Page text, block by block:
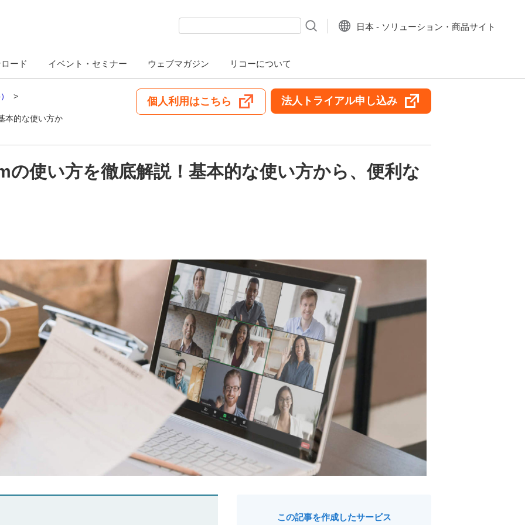
ード イベント・セミナー ウェブマガジン リコーについて
検索キーワード入力
日本 - ソリューション・商品サイト
本的な使い方か
個人利用はこちら 法人トライアル申し込み
の使い方を徹底解説！基本的な使い方から、便利な
この記事を作成したサービス